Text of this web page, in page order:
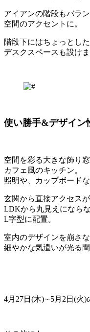
アイアンの階段もバラ
空間のアクセントに。
階段下にはちょっとし
デスクスペースも設けま
使い勝手&デザイン
空間を彩る大きな飾り
カフェ風のキッチン。
照明や、カップボード
玄関から直接アクセス
LDKから丸見えにならな
L字型に配置。
室内のデザインを崩さ
細やかな気遣いが光る間
4月27日(木)∼5月2日(火)